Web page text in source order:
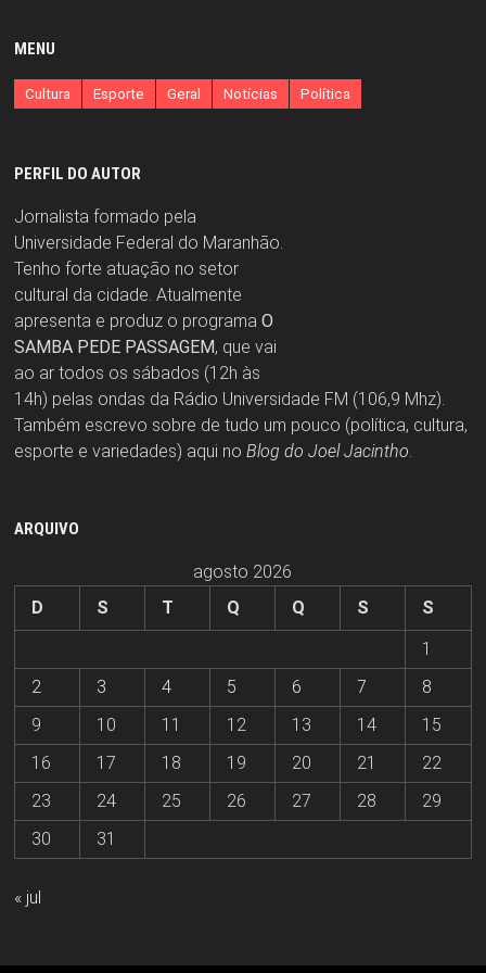
MENU
Cultura Esporte Geral Notícias Política
PERFIL DO AUTOR
Jornalista formado pela
Universidade Federal do Maranhão.
Tenho forte atuação no setor
cultural da cidade. Atualmente
apresenta e produz o programa O
SAMBA PEDE PASSAGEM, que vai
ao ar todos os sábados (12h às
14h) pelas ondas da Rádio Universidade FM (106,9 Mhz).
Também escrevo sobre de tudo um pouco (política, cultura,
esporte e variedades) aqui no Blog do Joel Jacintho.
ARQUIVO
agosto 2026
D
S T Q Q S
S
1
2
3 4 5 6 7
8
9
10 11 12 13 14
15
16
17 18 19 20 21
22
23
24 25 26 27 28
29
30
31
« jul